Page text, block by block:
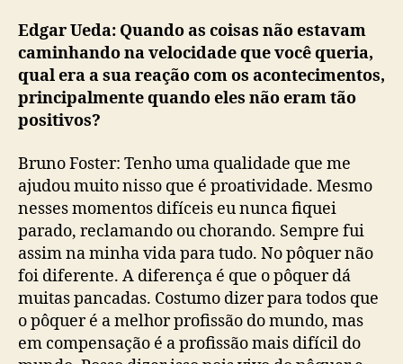
Edgar Ueda: Quando as coisas não estavam
caminhando na velocidade que você queria,
qual era a sua reação com os acontecimentos,
principalmente quando eles não eram tão
positivos?
Bruno Foster: Tenho uma qualidade que me
ajudou muito nisso que é proatividade. Mesmo
nesses momentos difíceis eu nunca fiquei
parado, reclamando ou chorando. Sempre fui
assim na minha vida para tudo. No pôquer não
foi diferente. A diferença é que o pôquer dá
muitas pancadas. Costumo dizer para todos que
o pôquer é a melhor profissão do mundo, mas
em compensação é a profissão mais difícil do